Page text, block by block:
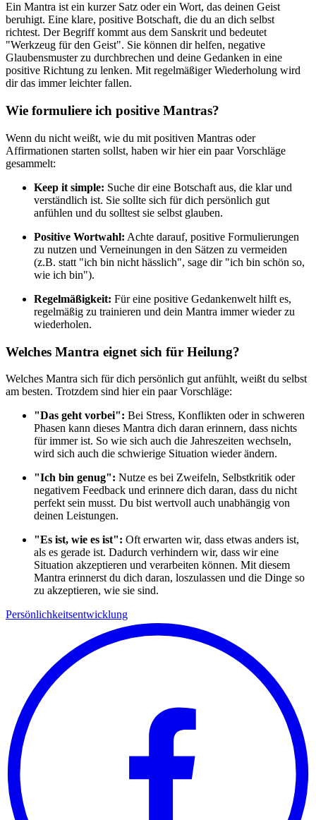
Ein Mantra ist ein kurzer Satz oder ein Wort, das deinen Geist
beruhigt. Eine klare, positive Botschaft, die du an dich selbst
richtest. Der Begriff kommt aus dem Sanskrit und bedeutet
"Werkzeug für den Geist". Sie können dir helfen, negative
Glaubensmuster zu durchbrechen und deine Gedanken in eine
positive Richtung zu lenken. Mit regelmäßiger Wiederholung wird
dir das immer leichter fallen.
Wie formuliere ich positive Mantras?
Wenn du nicht weißt, wie du mit positiven Mantras oder
Affirmationen starten sollst, haben wir hier ein paar Vorschläge
gesammelt:
Keep it simple: Suche dir eine Botschaft aus, die klar und
verständlich ist. Sie sollte sich für dich persönlich gut
anfühlen und du solltest sie selbst glauben.
Positive Wortwahl: Achte darauf, positive Formulierungen
zu nutzen und Verneinungen in den Sätzen zu vermeiden
(z.B. statt "ich bin nicht hässlich", sage dir "ich bin schön so,
wie ich bin").
Regelmäßigkeit: Für eine positive Gedankenwelt hilft es,
regelmäßig zu trainieren und dein Mantra immer wieder zu
wiederholen.
Welches Mantra eignet sich für Heilung?
Welches Mantra sich für dich persönlich gut anfühlt, weißt du selbst
am besten. Trotzdem sind hier ein paar Vorschläge:
"Das geht vorbei": Bei Stress, Konflikten oder in schweren
Phasen kann dieses Mantra dich daran erinnern, dass nichts
für immer ist. So wie sich auch die Jahreszeiten wechseln,
wird sich auch die schwierige Situation wieder ändern.
"Ich bin genug": Nutze es bei Zweifeln, Selbstkritik oder
negativem Feedback und erinnere dich daran, dass du nicht
perfekt sein musst. Du bist wertvoll auch unabhängig von
deinen Leistungen.
"Es ist, wie es ist": Oft erwarten wir, dass etwas anders ist,
als es gerade ist. Dadurch verhindern wir, dass wir eine
Situation akzeptieren und verarbeiten können. Mit diesem
Mantra erinnerst du dich daran, loszulassen und die Dinge so
zu akzeptieren, wie sie sind.
Persönlichkeitsentwicklung